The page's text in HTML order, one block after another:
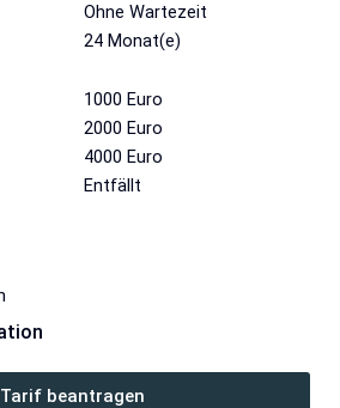
Ohne Wartezeit
24 Monat(e)
1000 Euro
2000 Euro
4000 Euro
Entfällt
Tarif beantragen